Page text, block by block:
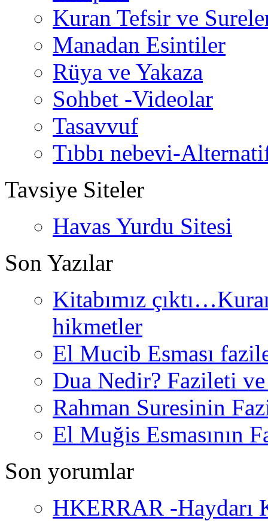
Kuran Tefsir ve
Manadan Esintiler
Rüya ve Yakaza
Sohbet -Videolar
Tasavvuf
Tıbbı nebevi-
Tavsiye Siteler
Havas Yurdu Sitesi
Son Yazılar
Kitabımız
hikmetler
El Mucib Esması
Dua Nedir? Fazileti
Rahman Suresinin
El Muğis Esmasının
Son yorumlar
HKERRAR -Haydarı